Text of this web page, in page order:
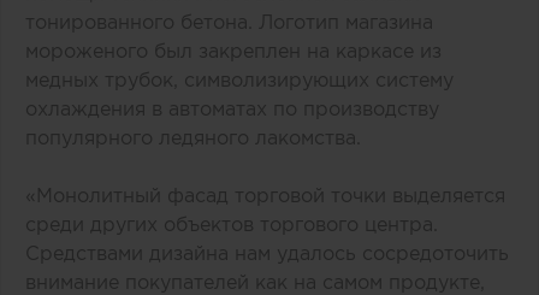
тонированного бетона. Логотип магазина
мороженого был закреплен на каркасе из
медных трубок, символизирующих систему
охлаждения в автоматах по производству
популярного ледяного лакомства.
«Монолитный фасад торговой точки выделяется
среди других объектов торгового центра.
Средствами дизайна нам удалось сосредоточить
внимание покупателей как на самом продукте,